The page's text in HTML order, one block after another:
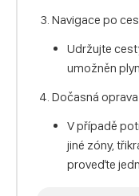
Navigace po
Udržujte
umožněn
Dočasná oprava
V případě
jiné zóny,
proveďte